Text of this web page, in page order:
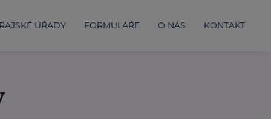
ÚŘADY FORMULÁŘE O NÁS KONTAKT